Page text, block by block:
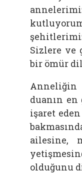
Sizlere ve
bir ömür
duanın
işaret
ailesine,
olduğunu